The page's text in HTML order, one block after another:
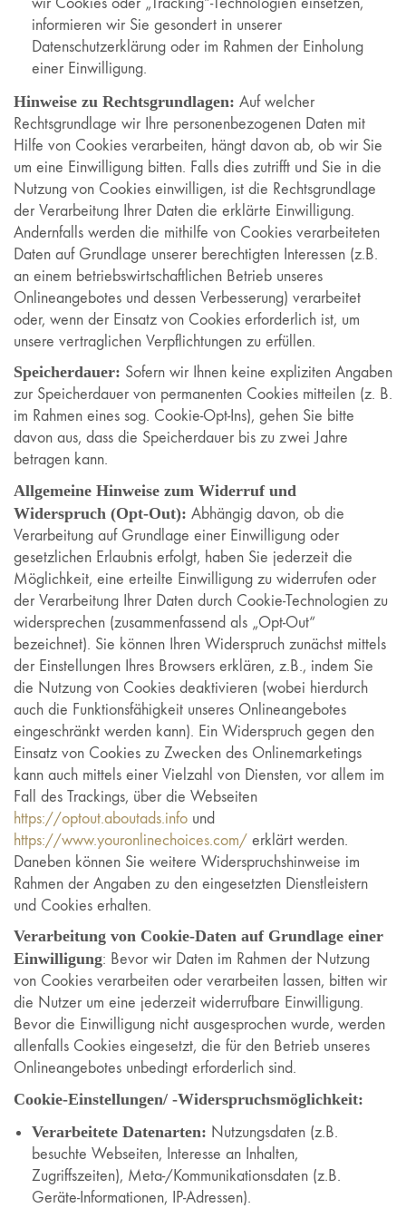
informieren wir Sie gesondert in unserer
Datenschutzerklärung oder im Rahmen der Einholung
einer Einwilligung.
Hinweise zu Rechtsgrundlagen: Auf welcher
Rechtsgrundlage wir Ihre personenbezogenen Daten mit
Hilfe von Cookies verarbeiten, hängt davon ab, ob wir Sie
um eine Einwilligung bitten. Falls dies zutrifft und Sie in die
Nutzung von Cookies einwilligen, ist die Rechtsgrundlage
der Verarbeitung Ihrer Daten die erklärte Einwilligung.
Andernfalls werden die mithilfe von Cookies verarbeiteten
Daten auf Grundlage unserer berechtigten Interessen (z.B.
an einem betriebswirtschaftlichen Betrieb unseres
Onlineangebotes und dessen Verbesserung) verarbeitet
oder, wenn der Einsatz von Cookies erforderlich ist, um
unsere vertraglichen Verpflichtungen zu erfüllen.
Speicherdauer: Sofern wir Ihnen keine expliziten Angaben
zur Speicherdauer von permanenten Cookies mitteilen (z. B.
im Rahmen eines sog. Cookie-Opt-Ins), gehen Sie bitte
davon aus, dass die Speicherdauer bis zu zwei Jahre
betragen kann.
Allgemeine Hinweise zum Widerruf und
Widerspruch (Opt-Out): Abhängig davon, ob die
Verarbeitung auf Grundlage einer Einwilligung oder
gesetzlichen Erlaubnis erfolgt, haben Sie jederzeit die
Möglichkeit, eine erteilte Einwilligung zu widerrufen oder
der Verarbeitung Ihrer Daten durch Cookie-Technologien zu
widersprechen (zusammenfassend als „Opt-Out“
bezeichnet). Sie können Ihren Widerspruch zunächst mittels
der Einstellungen Ihres Browsers erklären, z.B., indem Sie
die Nutzung von Cookies deaktivieren (wobei hierdurch
auch die Funktionsfähigkeit unseres Onlineangebotes
eingeschränkt werden kann). Ein Widerspruch gegen den
Einsatz von Cookies zu Zwecken des Onlinemarketings
kann auch mittels einer Vielzahl von Diensten, vor allem im
Fall des Trackings, über die Webseiten
https://optout.aboutads.info und
https://www.youronlinechoices.com/ erklärt werden.
Daneben können Sie weitere Widerspruchshinweise im
Rahmen der Angaben zu den eingesetzten Dienstleistern
und Cookies erhalten.
Verarbeitung von Cookie-Daten auf Grundlage einer
Einwilligung: Bevor wir Daten im Rahmen der Nutzung
von Cookies verarbeiten oder verarbeiten lassen, bitten wir
die Nutzer um eine jederzeit widerrufbare Einwilligung.
Bevor die Einwilligung nicht ausgesprochen wurde, werden
allenfalls Cookies eingesetzt, die für den Betrieb unseres
Onlineangebotes unbedingt erforderlich sind.
Cookie-Einstellungen/ -Widerspruchsmöglichkeit:
Verarbeitete Datenarten: Nutzungsdaten (z.B.
besuchte Webseiten, Interesse an Inhalten,
Zugriffszeiten), Meta-/Kommunikationsdaten (z.B.
Geräte-Informationen, IP-Adressen).